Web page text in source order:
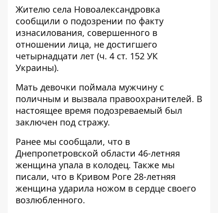
Жителю села Новоалександровка
сообщили о подозрении по факту
изнасилования, совершенного в
отношении лица, не достигшего
четырнадцати лет (ч. 4 ст. 152 УК
Украины).
Мать девочки поймала мужчину с
поличным и вызвала правоохранителей. В
настоящее время подозреваемый был
заключен под стражу.
Ранее мы сообщали, что в
Днепропетровской области 46-летняя
женщина упала в колодец. Также мы
писали, что в Кривом Роге 28-летняя
женщина ударила ножом в сердце своего
возлюбленного.